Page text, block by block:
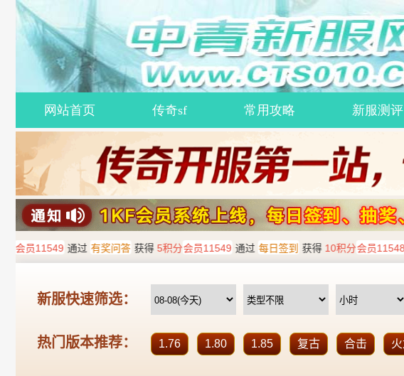
网站首页 传奇sf 常用攻略 新服测评